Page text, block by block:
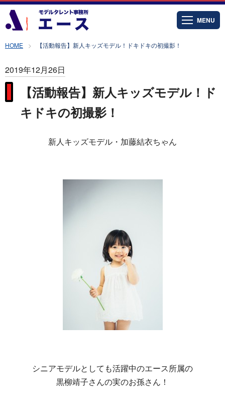
MENU
HOME 【活動報告】新人キッズモデル！ドキドキの初撮影！
2019年12月26日
【活動報告】新人キッズモデル！ド
キドキの初撮影！
新人キッズモデル・加藤結衣ちゃん
シニアモデルとしても活躍中のエース所属の
黒柳靖子さんの実のお孫さん！